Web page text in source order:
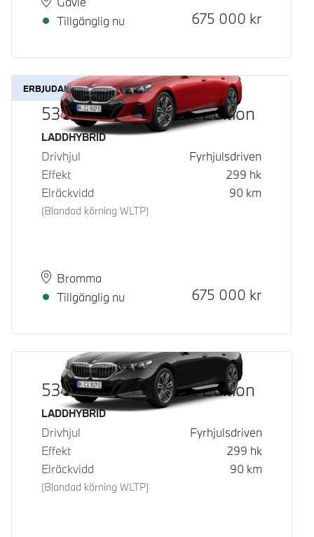
Tillgänglig nu
Kontantpris
675 000 kr
ERBJUDANDE
530e xDrive M Sport Edition
Bränsle
LADDHYBRID
Drivhjul
Fyrhjulsdriven
Effekt
299 hk
Elräckvidd
(Blandad körning WLTP)
90 km
PlatsBromma
Leveranstid
Tillgänglig nu
Kontantpris
675 000 kr
530e xDrive M Sport Edition
Bränsle
LADDHYBRID
Drivhjul
Fyrhjulsdriven
Effekt
299 hk
Elräckvidd
(Blandad körning WLTP)
90 km